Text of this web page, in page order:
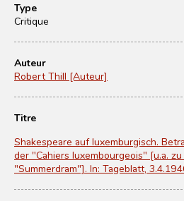
Type
Critique
Auteur
Robert Thill [Auteur]
Titre
Shakespeare auf luxemburgisch.
der "Cahiers luxembourgeois" [u.a. zu
"Summerdram"]. In: Tageblatt,